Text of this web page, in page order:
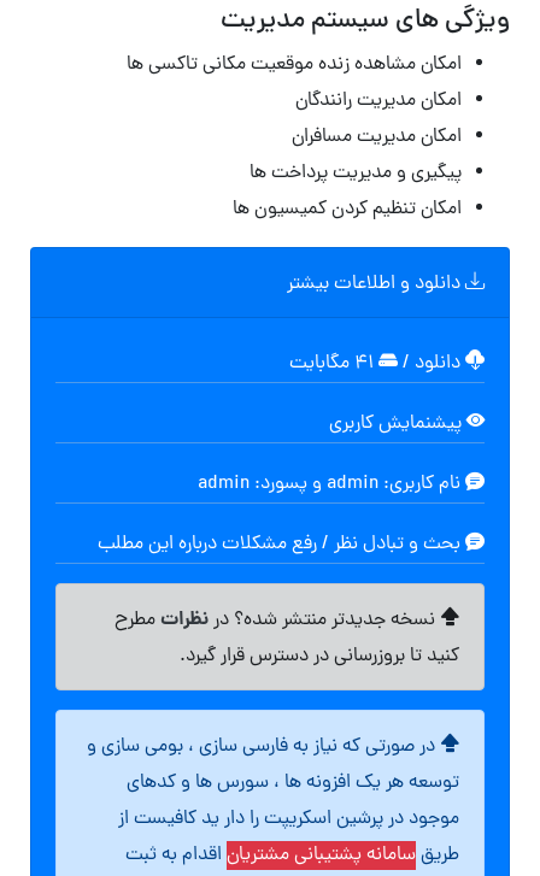
ویژگی های سیستم مدیریت
امکان مشاهده زنده موقعیت مکانی تاکسی ها
امکان مدیریت رانندگان
امکان مدیریت مسافران
پیگیری و مدیریت پرداخت ها
امکان تنظیم کردن کمیسیون ها
دانلود و اطلاعات بیشتر
دانلود /
پیشنمایش کاربری
نام کاربری: admin و پسورد: admin
بحث و تبادل نظر / رفع مشکلات درباره این مطلب
نسخه جدیدتر منتشر شده؟ درنظراتمطرح
کنید تا بروزرسانی در دسترس قرار گیرد.
در صورتی که نیاز به فارسی سازی ، بومی سازی و
توسعه هر یک افزونه ها ، سورس ها و کدهای
موجود در پرشین اسکریپت را دار ید کافیست از
طریقسامانه پشتیبانی مشتریان اقدام به ثبت